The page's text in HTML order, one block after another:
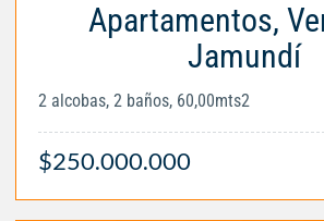
Apartamentos,
Jamundí
2 alcobas, 2 baños, 60,00mts2
$250.000.000